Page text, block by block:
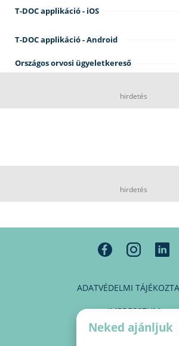
T-DOC applikáció - iOS
T-DOC applikáció - Android
Országos orvosi ügyeletkereső
hirdetés
hirdetés
ADATVÉDELMI
IMPRESSZUM
MÉDIAAJÁNLAT
Neked ajánljuk